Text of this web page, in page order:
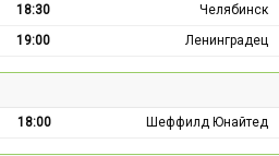
18:30
Челябинск
19:00 Ленинградец
18:00 Шеффилд Юнайтед